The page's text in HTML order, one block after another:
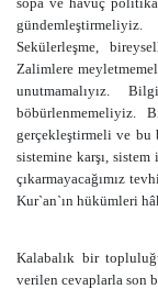
Sekülerleşme,
Zalimlere
unutmamalıyız.
böbürlenmemeliyiz.
gerçekleştirmeli ve bu
sistemine karşı,
çıkarmayacağımız
Kur`an`ın hükümleri
Kalabalık bir
verilen cevaplarla son